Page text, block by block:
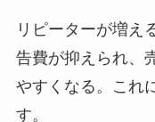
リピーターが増え
告費が抑えられ、
やすくなる。これ
す。